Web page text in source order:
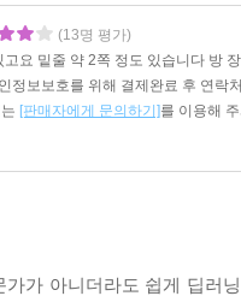
(13명 평가)
요 밑줄 약 2쪽 정도 있습니다 방
정보보호를 위해 결제완료 후 연락
[판매자에게 문의하기]를 이용해
가가 아니더라도 쉽게 딥러